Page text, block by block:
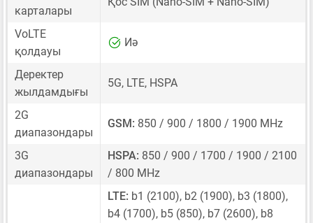
карталары
VoLTE
қолдауы
Иә
Деректер
жылдамдығы
5G, LTE, HSPA
2G
диапазондары
GSM: 850 / 900 / 1800 / 1900 MHz
3G
диапазондары
HSPA: 850 / 900 / 1700 / 1900 / 2100
/ 800 MHz
LTE: b1 (2100), b2 (1900), b3 (1800),
b4 (1700), b5 (850), b7 (2600), b8